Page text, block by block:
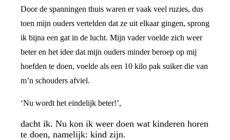
Door de spanningen thuis waren er vaak veel ruzies, dus
toen mijn ouders vertelden dat ze uit elkaar gingen, sprong
ik bijna een gat in de lucht. Mijn vader voelde zich weer
beter en het idee dat mijn ouders minder beroep op mij
hoefden te doen, voelde als een 10 kilo pak suiker die van
m’n schouders afviel.
‘Nu wordt het eindelijk beter!’,
dacht ik. Nu kon ik weer doen wat kinderen horen
te doen, namelijk: kind zijn.